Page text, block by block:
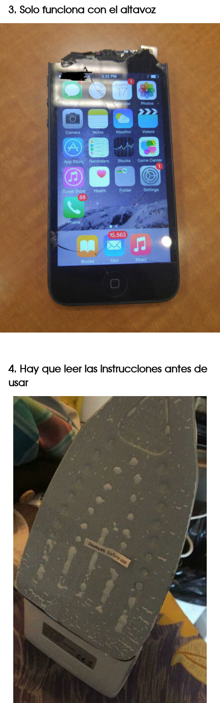
3. Solo funciona con el altavoz
4. Hay que leer las instrucciones antes de
usar